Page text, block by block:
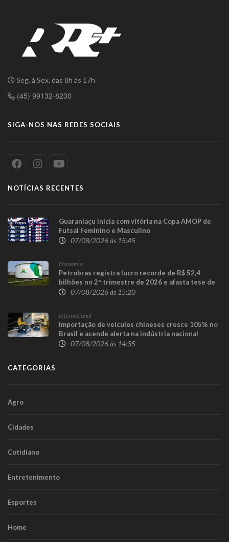
Seg. à Sex. das 8h às 17h
(45) 99132-8230
SIGA-NOS NAS REDES SOCIAIS
NOTÍCIAS RECENTES
Guaraniaçu inicia com vitória na Copa AMOP de
Futsal Feminino e Masculino
07/08/2026 às 15:45
Economia
Petrobras registra lucro recorde de R$ 52,4
bilhões no 2º trimestre de 2026 e afasta tese de
defasagem nos combustíveis
07/08/2026 às 15:20
Internacional
Importação de veículos chineses cresce 105% no
Brasil e acende alerta na indústria nacional
07/08/2026 às 14:35
CATEGORIAS
Agro
Cidades
Cotidiano
Entretenimento
Esportes
Home